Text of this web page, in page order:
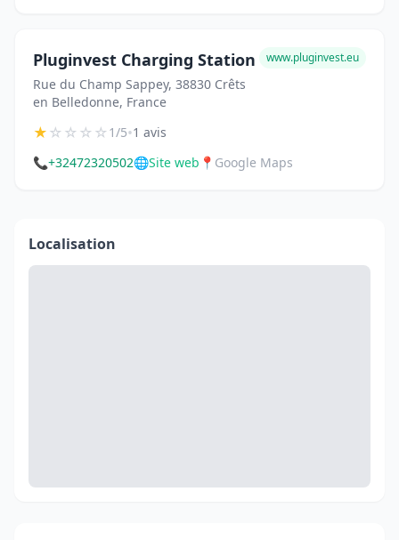
Pluginvest Charging Station
Rue du Champ Sappey, 38830 Crêts
en Belledonne, France
www.pluginvest.eu
★☆☆☆☆1/5•1 avis
📞+32472320502🌐Site web 📍 Google Maps
Localisation